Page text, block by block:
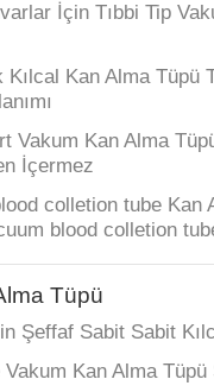
İçin Tıbbi Tip
Kılcal Kan Alma Tüpü
Vakum Kan Alma
İçermez
colletion tube Kan
blood colletion
Tüpü
Şeffaf Sabit Sabit
Kan Alma Tüpü